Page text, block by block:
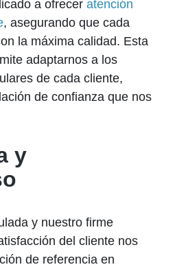
a ofrecer atención
, asegurando que cada
la máxima calidad. Esta
adaptarnos a los
de cada cliente,
de confianza que nos
y
y nuestro firme
del cliente nos
de referencia en